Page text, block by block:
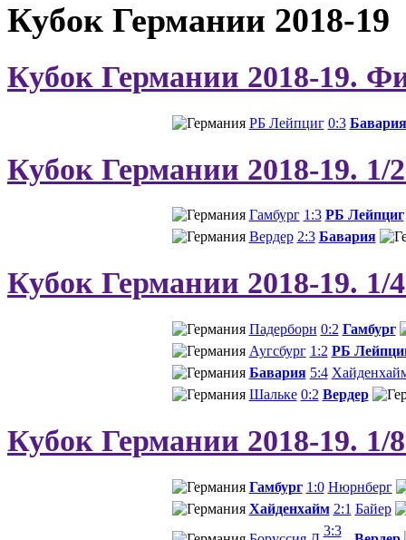
Кубок Германии 2018-19
Кубок Германии 2018-19.
РБ Лейпциг 0:3 Бавария
Кубок Германии 2018-19. 1/
Гамбург 1:3 РБ Лейпциг
Вердер 2:3 Бавария
Кубок Германии 2018-19. 1/
Падерборн 0:2 Гамбург
Аугсбург 1:2 РБ
Бавария 5:4
Шальке 0:2 Вердер
Кубок Германии 2018-19. 1/
Гамбург 1:0 Нюрнберг
Хайденхайм 2:1 Байер
3:3